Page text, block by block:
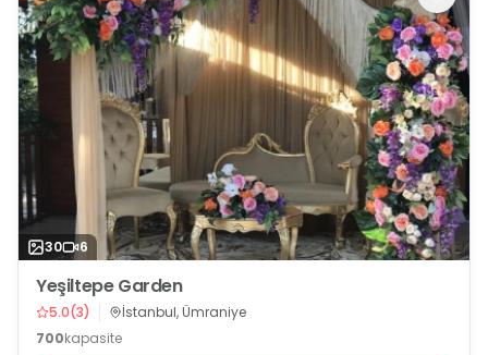
30 6
Yeşiltepe Garden
5.0(3)
İstanbul, Ümraniye
700kapasite